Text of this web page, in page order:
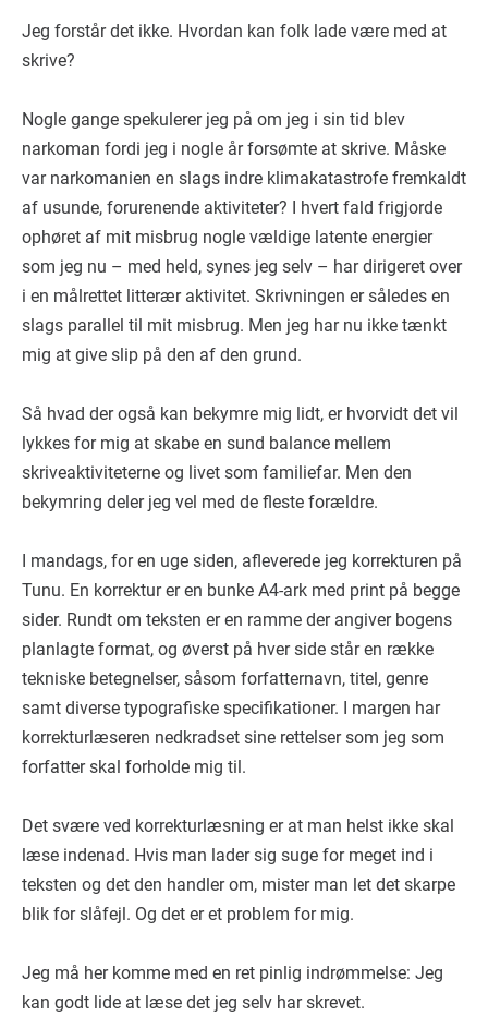
Jeg forstår det ikke. Hvordan kan folk lade være med at
skrive?
Nogle gange spekulerer jeg på om jeg i sin tid blev
narkoman fordi jeg i nogle år forsømte at skrive. Måske
var narkomanien en slags indre klimakatastrofe fremkaldt
af usunde, forurenende aktiviteter? I hvert fald frigjorde
ophøret af mit misbrug nogle vældige latente energier
som jeg nu – med held, synes jeg selv – har dirigeret over
i en målrettet litterær aktivitet. Skrivningen er således en
slags parallel til mit misbrug. Men jeg har nu ikke tænkt
mig at give slip på den af den grund.
Så hvad der også kan bekymre mig lidt, er hvorvidt det vil
lykkes for mig at skabe en sund balance mellem
skriveaktiviteterne og livet som familiefar. Men den
bekymring deler jeg vel med de fleste forældre.
I mandags, for en uge siden, afleverede jeg korrekturen på
Tunu. En korrektur er en bunke A4-ark med print på begge
sider. Rundt om teksten er en ramme der angiver bogens
planlagte format, og øverst på hver side står en række
tekniske betegnelser, såsom forfatternavn, titel, genre
samt diverse typografiske specifikationer. I margen har
korrekturlæseren nedkradset sine rettelser som jeg som
forfatter skal forholde mig til.
Det svære ved korrekturlæsning er at man helst ikke skal
læse indenad. Hvis man lader sig suge for meget ind i
teksten og det den handler om, mister man let det skarpe
blik for slåfejl. Og det er et problem for mig.
Jeg må her komme med en ret pinlig indrømmelse: Jeg
kan godt lide at læse det jeg selv har skrevet.